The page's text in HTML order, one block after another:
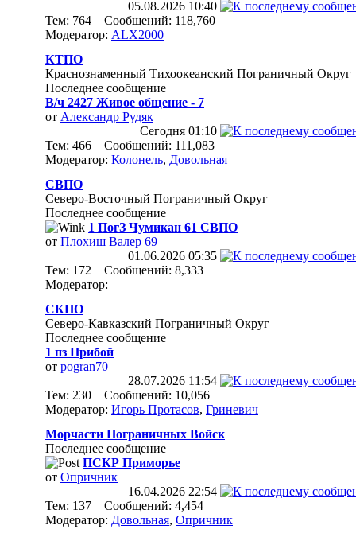
05.08.2026 10:40
Тем: 764 Сообщений: 118,760
Модератор: ALX2000
КТПО
Краснознаменный Тихоокеанский Пограничный Округ
Последнее сообщение
В/ч 2427 Живое общение - 7
от Александр Рудяк
Сегодня 01:10
Тем: 466 Сообщений: 111,083
Модератор: Колонель, Довольная
СВПО
Северо-Восточный Пограничный Округ
Последнее сообщение
1 ПогЗ Чумикан 61 СВПО
от Плохиш Валер 69
01.06.2026 05:35
Тем: 172 Сообщений: 8,333
Модератор:
СКПО
Северо-Кавказский Пограничный Округ
Последнее сообщение
1 пз Прибой
от pogran70
28.07.2026 11:54
Тем: 230 Сообщений: 10,056
Модератор: Игорь Протасов, Гриневич
Морчасти Пограничных Войск
Последнее сообщение
ПСКР Приморье
от Опричник
16.04.2026 22:54
Тем: 137 Сообщений: 4,454
Модератор: Довольная, Опричник